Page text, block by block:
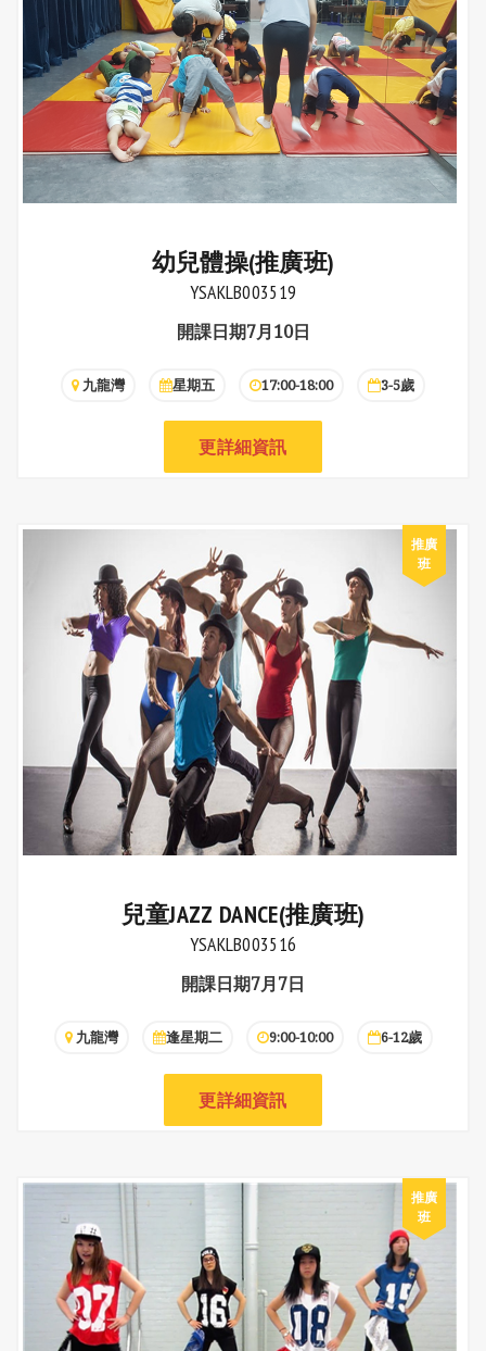
幼兒體操(推廣班)
YSAKLB003519
開課日期7月10日
九龍灣 星期五 17:00-18:00 3-5歲
更詳細資訊
兒童JAZZ DANCE(推廣班)
YSAKLB003516
開課日期7月7日
九龍灣 逢星期二 9:00-10:00 6-12歲
更詳細資訊